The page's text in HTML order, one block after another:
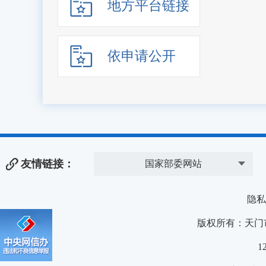
地方平台链接
依申请公开
友情链接： 国家部委网站
隐
版权所有：天